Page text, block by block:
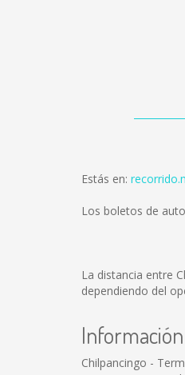
Estás en:
Los boletos de
La distancia entre
dependiendo del
Chilpancingo -